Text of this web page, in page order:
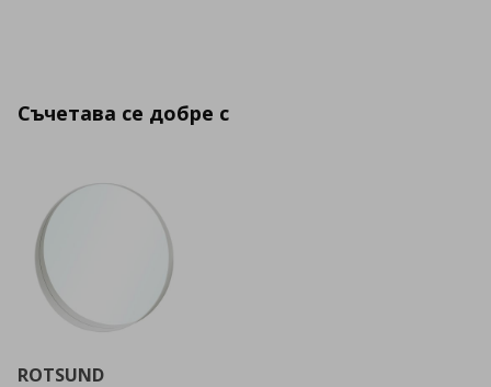
Съчетава се добре с
ROTSUND